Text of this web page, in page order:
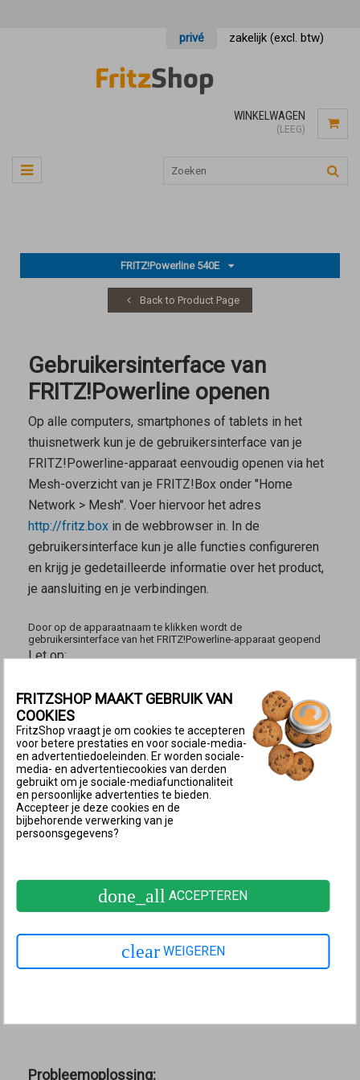
privé zakelijk (excl. btw)
WINKELWAGEN
(LEEG)
FRITZ!Powerline 540E
Back to Product Page
Gebruikersinterface van
FRITZ!Powerline openen
Op alle computers, smartphones of tablets in het
thuisnetwerk kun je de gebruikersinterface van je
FRITZ!Powerline-apparaat eenvoudig openen via het
Mesh-overzicht van je FRITZ!Box onder "Home
Network > Mesh". Voer hiervoor het adres
http://fritz.boxin de webbrowser in. In de
gebruikersinterface kun je alle functies configureren
en krijg je gedetailleerde informatie over het product,
je aansluiting en je verbindingen.
Door op de apparaatnaam te klikken wordt de
gebruikersinterface van het FRITZ!Powerline-apparaat geopend
Let op:
Om de gebruikersinterface van je FRITZ!Powerline-
apparaat via het Mesh-netwerk te kunnen openen,
moet het FRITZ!Powerline-apparaat zijn verbonden
met je FRITZ!Box.
Als je het FRITZ!Powerline-apparaat nog niet met je
FRITZ!Box hebt verbonden of het FRITZ!Powerline-
apparaat met een andere router gebruikt, kun je de
gebruikersinterface of via
Volledige adres invoeren in de adresbalk
Als je het adres bijvoorbeeld invoert zonder "http://",
kan het voorkomen dat de webbrowser een
Probleemoplossing:
FRITZSHOP MAAKT GEBRUIK VAN
COOKIES
FritzShop vraagt je om cookies te accepteren
voor betere prestaties en voor sociale-media-
en advertentiedoeleinden. Er worden sociale-
media- en advertentiecookies van derden
gebruikt om je sociale-mediafunctionaliteit
en persoonlijke advertenties te bieden.
Accepteer je deze cookies en de
bijbehorende verwerking van je
persoonsgegevens?
done_all ACCEPTEREN
clear WEIGEREN